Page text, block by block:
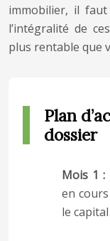
immobilier, il
l’intégralité de
plus rentable que
Plan
dossier
Mois 1 :
en
le